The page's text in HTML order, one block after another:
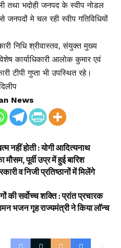
तथा भदोही जनपद के स्वीप नोडल
मे चल रही स्वीप गतिविधियों
निधि श्रीवास्तव, संयुक्त मुख्य
कार्याधिकारी आलोक कुमार एवं
टीपी गुप्ता भी उपस्थित रहे।
News
नहीं होती : योगी आदित्यनाथ
मौसम, पूर्वी उप्र में हुई बारिश
व निजी प्रतिष्ठानों में मिलेंगे
की सर्वोच्च शक्ति : प्रांत प्रचारक
भजन गृह राज्यमंत्री ने किया लॉन्च